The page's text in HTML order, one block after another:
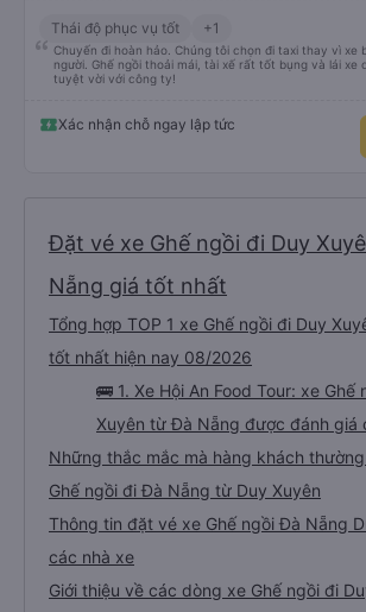
Thái độ phục vụ tốt +1
Chuyến đi hoàn hảo. Chúng tôi chọn đi taxi thay vì xe
người. Ghế ngồi thoải mái, tài xế rất tốt bụng và lái xe
tuyệt vời với công ty!
Xác nhận chỗ ngay lập tức
Đặt vé xe Ghế ngồi đi Duy
Nẵng giá tốt nhất
Tổng hợp TOP 1 xe Ghế ngồi đi Duy
tốt nhất hiện nay 08/2026
🚌 1. Xe Hội An Food Tour: xe Ghế
Xuyên từ Đà Nẵng được đánh giá
Những thắc mắc mà hàng khách
Ghế ngồi đi Đà Nẵng từ Duy Xuyên
Thông tin đặt vé xe Ghế ngồi Đà Nẵng
các nhà xe
Giới thiệu về các dòng xe Ghế ngồi đi